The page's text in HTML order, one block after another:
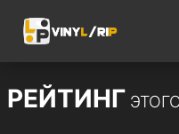
РЕЙТИНГ